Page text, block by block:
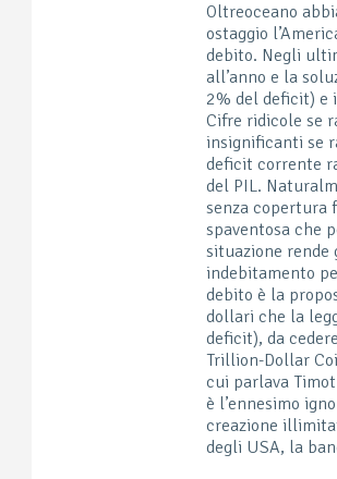
Oltreoceano
ostaggio
debito. Negli
all’anno e la
2% del deficit) e
Cifre ridicole se
insignificanti se
deficit corrente
del PIL.
senza copertura
spaventosa che
situazione
indebitamento
debito è la
dollari che la
deficit), da
Trillion-Dollar
cui parlava
è l’ennesimo
creazione
degli USA, la